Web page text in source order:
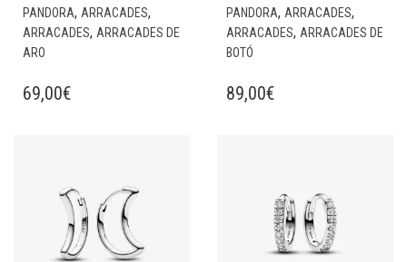
PANDORA, ARRACADES,
ARRACADES, ARRACADES DE
ARO
69,00€
PANDORA, ARRACADES,
ARRACADES, ARRACADES DE
BOTÓ
89,00€